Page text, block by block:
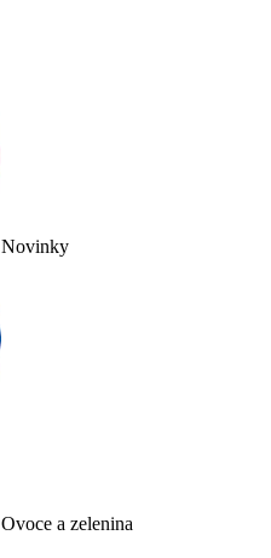
Novinky
Ovoce a zelenina